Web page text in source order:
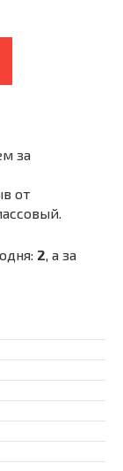
за
от
2 , а за